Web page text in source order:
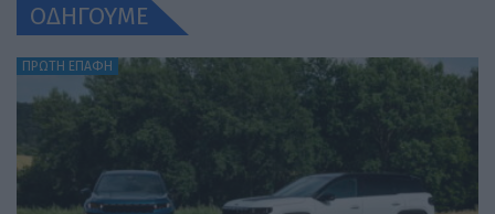
ΟΔΗΓΟΥΜΕ
ΠΡΩΤΗ ΕΠΑΦΗ